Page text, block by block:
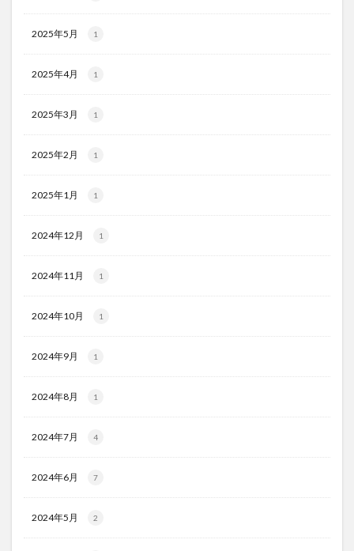
2025年5月 1
2025年4月 1
2025年3月 1
2025年2月 1
2025年1月 1
2024年12月 1
2024年11月 1
2024年10月 1
2024年9月 1
2024年8月 1
2024年7月 4
2024年6月 7
2024年5月 2